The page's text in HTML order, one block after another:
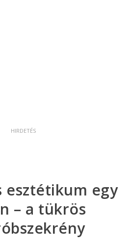
esztétikum egy
– a tükrös